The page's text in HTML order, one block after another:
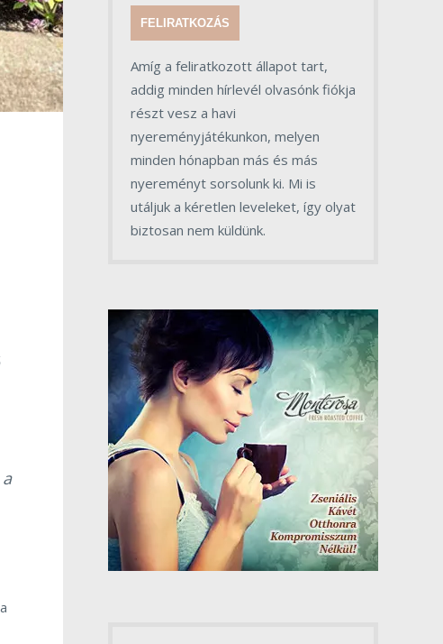
FELIRATKOZÁS
Amíg a feliratkozott állapot tart,
addig minden hírlevél olvasónk fiókja
részt vesz a havi
nyereményjátékunkon, melyen
minden hónapban más és más
nyereményt sorsolunk ki. Mi is
utáljuk a kéretlen leveleket, így olyat
biztosan nem küldünk.